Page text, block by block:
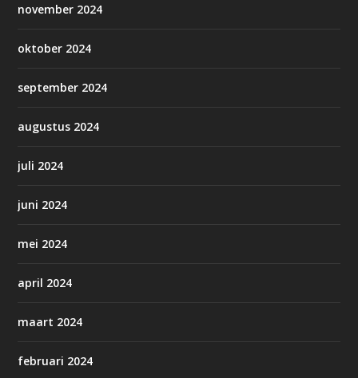
november 2024
oktober 2024
september 2024
augustus 2024
juli 2024
juni 2024
mei 2024
april 2024
maart 2024
februari 2024